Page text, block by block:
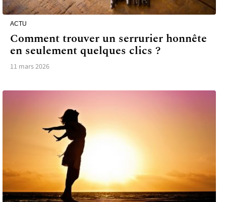
ACTU
Comment trouver un serrurier honnête
en seulement quelques clics ?
11 mars 2026